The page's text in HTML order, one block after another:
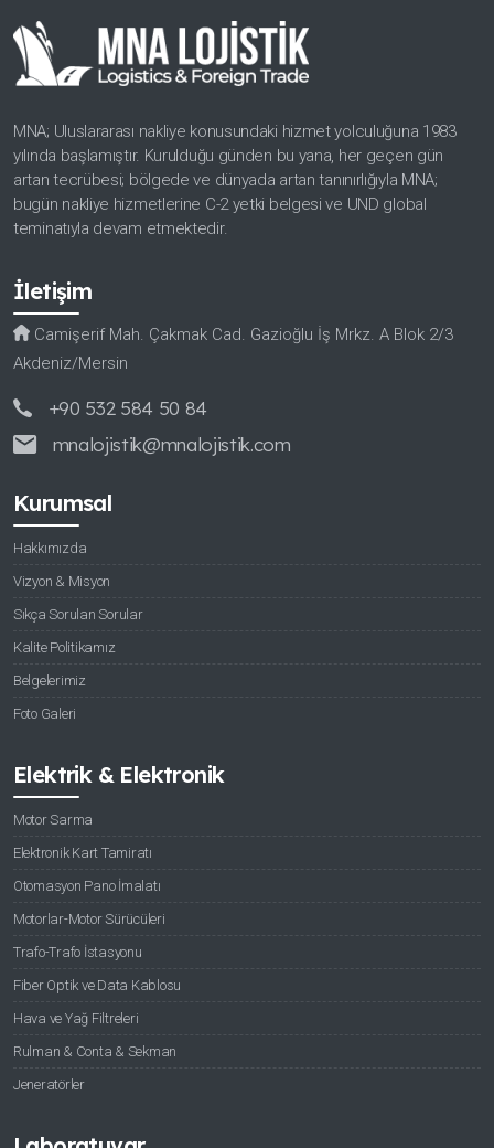
MNA; Uluslararası nakliye konusundaki hizmet yolculuğuna 1983
yılında başlamıştır. Kurulduğu günden bu yana, her geçen gün
artan tecrübesi; bölgede ve dünyada artan tanınırlığıyla MNA;
bugün nakliye hizmetlerine C-2 yetki belgesi ve UND global
teminatıyla devam etmektedir.
İletişim
Camişerif Mah. Çakmak Cad. Gazioğlu İş Mrkz. A Blok 2/3
Akdeniz/Mersin
+90 532 584 50 84
mnalojistik@mnalojistik.com
Kurumsal
Hakkımızda
Vizyon & Misyon
Sıkça Sorulan Sorular
Kalite Politikamız
Belgelerimiz
Foto Galeri
Elektrik & Elektronik
Motor Sarma
Elektronik Kart Tamiratı
Otomasyon Pano İmalatı
Motorlar-Motor Sürücüleri
Trafo-Trafo İstasyonu
Fiber Optik ve Data Kablosu
Hava ve Yağ Filtreleri
Rulman & Conta & Sekman
Jeneratörler